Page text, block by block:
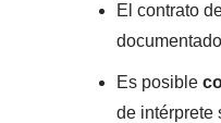
El contrato
Es posible
de intérprete